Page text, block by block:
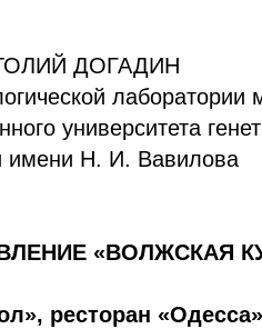
ДОГАДИН
лаборатории
университета
имени Н. И. Вавилова
«ВОЛЖСКАЯ
ресторан «Одесса»